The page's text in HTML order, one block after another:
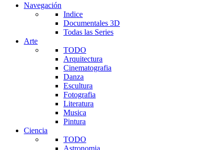
Navegación
Indice
Documentales 3D
Todas las Series
Arte
TODO
Arquitectura
Cinematografia
Danza
Escultura
Fotografia
Literatura
Musica
Pintura
Ciencia
TODO
Astronomia